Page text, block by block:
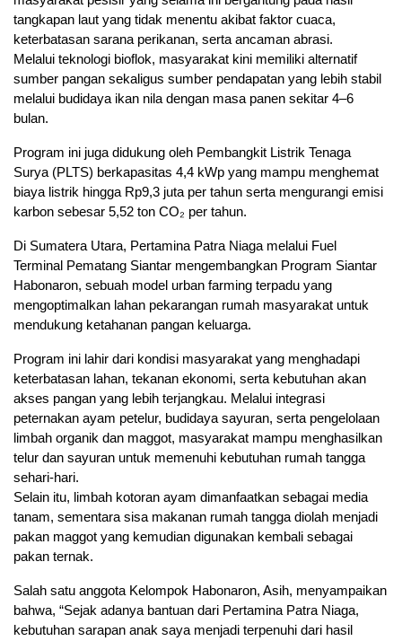
tangkapan laut yang tidak menentu akibat faktor cuaca,
keterbatasan sarana perikanan, serta ancaman abrasi.
Melalui teknologi bioflok, masyarakat kini memiliki alternatif
sumber pangan sekaligus sumber pendapatan yang lebih stabil
melalui budidaya ikan nila dengan masa panen sekitar 4–6
bulan.
Program ini juga didukung oleh Pembangkit Listrik Tenaga
Surya (PLTS) berkapasitas 4,4 kWp yang mampu menghemat
biaya listrik hingga Rp9,3 juta per tahun serta mengurangi emisi
karbon sebesar 5,52 ton CO₂ per tahun.
Di Sumatera Utara, Pertamina Patra Niaga melalui Fuel
Terminal Pematang Siantar mengembangkan Program Siantar
Habonaron, sebuah model urban farming terpadu yang
mengoptimalkan lahan pekarangan rumah masyarakat untuk
mendukung ketahanan pangan keluarga.
Program ini lahir dari kondisi masyarakat yang menghadapi
keterbatasan lahan, tekanan ekonomi, serta kebutuhan akan
akses pangan yang lebih terjangkau. Melalui integrasi
peternakan ayam petelur, budidaya sayuran, serta pengelolaan
limbah organik dan maggot, masyarakat mampu menghasilkan
telur dan sayuran untuk memenuhi kebutuhan rumah tangga
sehari-hari.
Selain itu, limbah kotoran ayam dimanfaatkan sebagai media
tanam, sementara sisa makanan rumah tangga diolah menjadi
pakan maggot yang kemudian digunakan kembali sebagai
pakan ternak.
Salah satu anggota Kelompok Habonaron, Asih, menyampaikan
bahwa, “Sejak adanya bantuan dari Pertamina Patra Niaga,
kebutuhan sarapan anak saya menjadi terpenuhi dari hasil